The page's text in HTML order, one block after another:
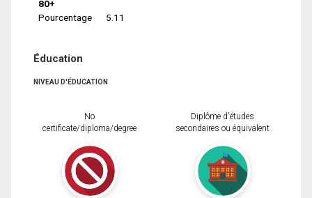
80+
Pourcentage
5.11
Éducation
NIVEAU D'ÉDUCATION
No
certificate/diploma/degree
Diplôme d'études
secondaires ou équivalent